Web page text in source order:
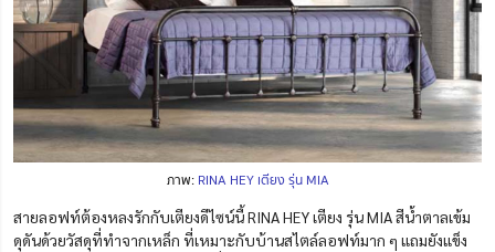
ภาพ: RINA HEY เตียง รุ่น MIA
สายลอฟท์ต้องหลงรักกับเตียงดีไซน์นี้ RINA HEY เตียง รุ่น MIA สีน้ำตาลเข้ม
ดุดันด้วยวัสดุที่ทำจากเหล็ก ที่เหมาะกับบ้านสไตล์ลอฟท์มาก ๆ แถมยังแข็ง